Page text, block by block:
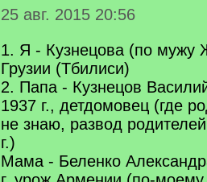
25 авг. 2015 20:56
1. Я - Кузнецова (по мужу
Грузии (Тбилиси)
2. Папа - Кузнецов
1937 г., детдомовец (где
не знаю, развод
г.)
Мама - Беленко